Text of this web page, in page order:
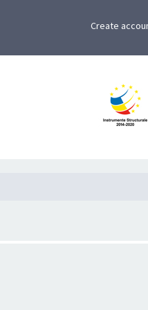
Create